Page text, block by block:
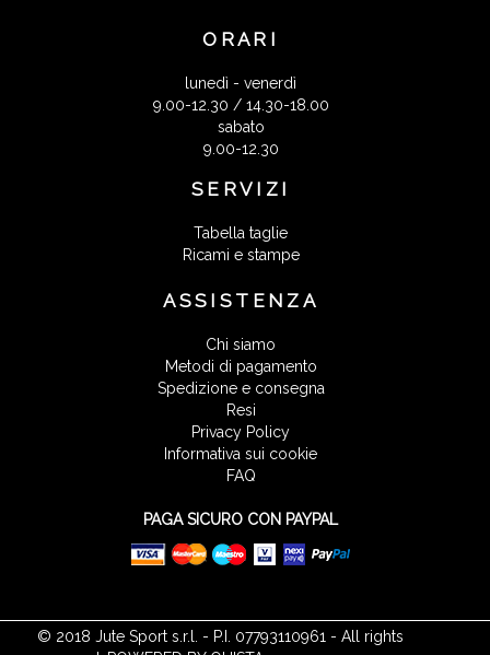
ORARI
lunedì - venerdì
9.00-12.30 / 14.30-18.00
sabato
9.00-12.30
SERVIZI
Tabella taglie
Ricami e stampe
ASSISTENZA
Chi siamo
Metodi di pagamento
Spedizione e consegna
Resi
Privacy Policy
Informativa sui cookie
FAQ
PAGA SICURO CON PAYPAL
© 2018 Jute Sport s.r.l. - P.I. 07793110961 - All rights